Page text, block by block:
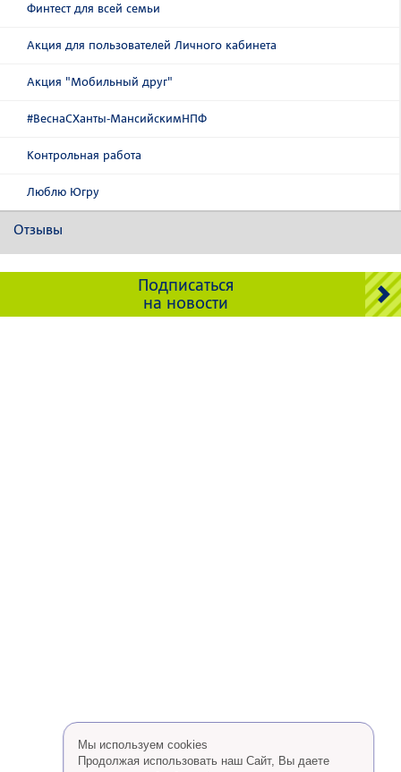
Финтест для всей семьи
Акция для пользователей Личного кабинета
Акция "Мобильный друг"
#ВеснаСХанты-МансийскимНПФ
Контрольная работа
Люблю Югру
Отзывы
Подписаться
на новости
Мы используем cookies
Продолжая использовать наш Сайт, Вы даете